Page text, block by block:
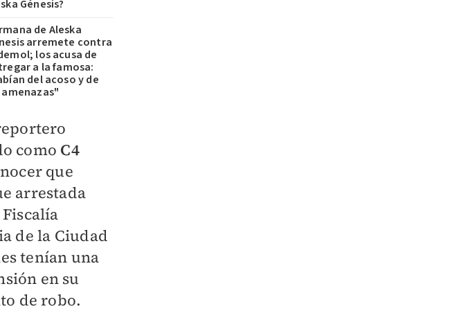
Génesis?
de Aleska
arremete contra
los acusa de
a la famosa:
del acoso y de
amenazas"
como C4
que
arrestada
de la Ciudad
tenían una
en su
de robo.